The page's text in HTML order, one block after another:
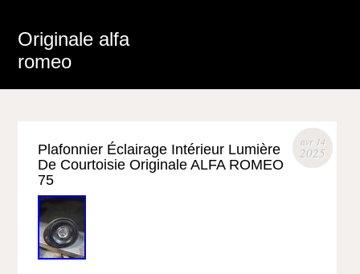
Originale alfa
romeo
avr 14
2025
Plafonnier Éclairage Intérieur Lumière
De Courtoisie Originale ALFA ROMEO
75